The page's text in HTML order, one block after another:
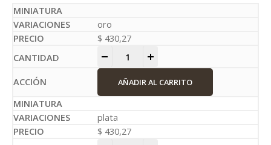
oro
$ 430,27
AÑADIR AL CARRITO
plata
$ 430,27